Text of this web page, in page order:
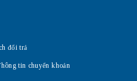
đổi trả
tin chuyển khoản